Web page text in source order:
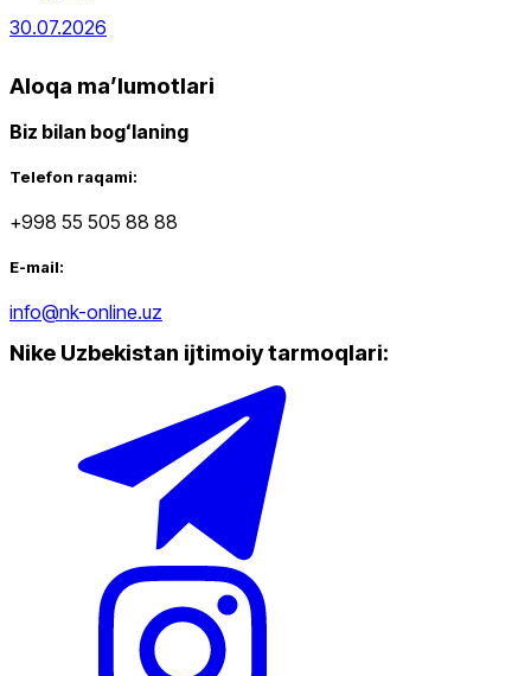
30.07.2026
Aloqa maʼlumotlari
Biz bilan bogʻlaning
Telefon raqami:
+998 55 505 88 88
E-mail:
info@nk-online.uz
Nike Uzbekistan ijtimoiy tarmoqlari: